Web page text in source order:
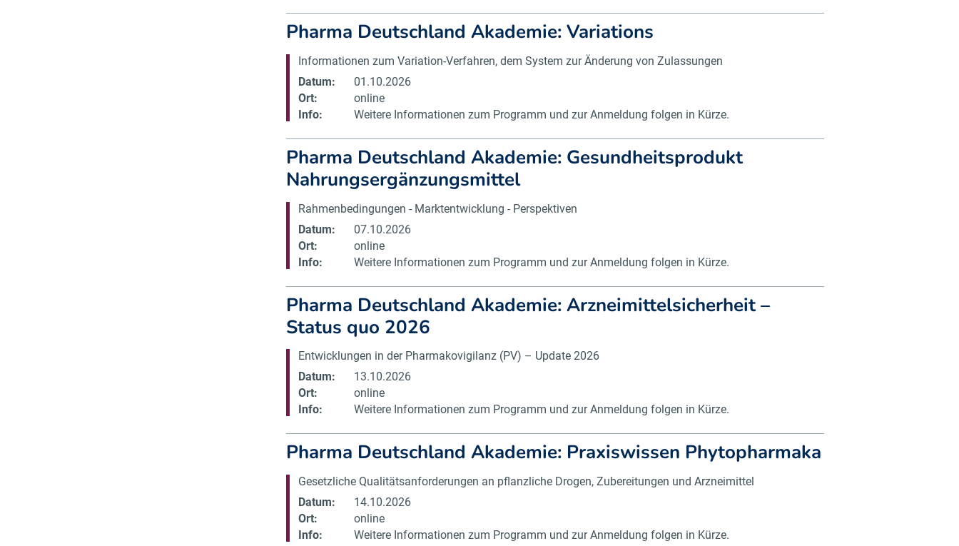
Pharma Deutschland Akademie: Variations
Informationen zum Variation-Verfahren, dem System zur Änderung von Zulassungen
Datum:
01.10.2026
Ort:
online
Info:
Weitere Informationen zum Programm und zur Anmeldung folgen in Kürze.
Pharma Deutschland Akademie: Gesundheitsprodukt
Nahrungsergänzungsmittel
Rahmenbedingungen - Marktentwicklung - Perspektiven
Datum:
07.10.2026
Ort:
online
Info:
Weitere Informationen zum Programm und zur Anmeldung folgen in Kürze.
Pharma Deutschland Akademie: Arzneimittelsicherheit –
Status quo 2026
Entwicklungen in der Pharmakovigilanz (PV) – Update 2026
Datum:
13.10.2026
Ort:
online
Info:
Weitere Informationen zum Programm und zur Anmeldung folgen in Kürze.
Pharma Deutschland Akademie: Praxiswissen Phytopharmaka
Gesetzliche Qualitätsanforderungen an pflanzliche Drogen, Zubereitungen und Arzneimittel
Datum:
14.10.2026
Ort:
online
Info:
Weitere Informationen zum Programm und zur Anmeldung folgen in Kürze.